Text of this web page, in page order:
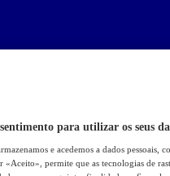
para utilizar os seus
e acedemos a dados pessoais,
«Aceito», permite que as tecnologias de